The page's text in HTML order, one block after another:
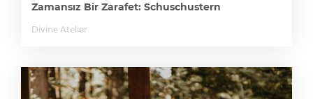
Zamansız Bir Zarafet: Schuschustern
Divine Atelier